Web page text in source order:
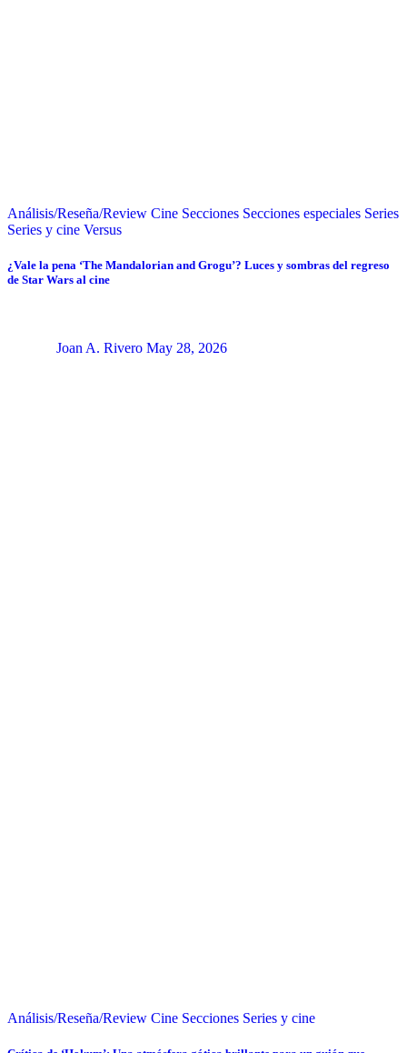
Análisis/Reseña/Review Cine Secciones Secciones especiales Series
Series y cine Versus
¿Vale la pena ‘The Mandalorian and Grogu’? Luces y sombras del regreso
de Star Wars al cine
Joan A. Rivero May 28, 2026
Análisis/Reseña/Review Cine Secciones Series y cine